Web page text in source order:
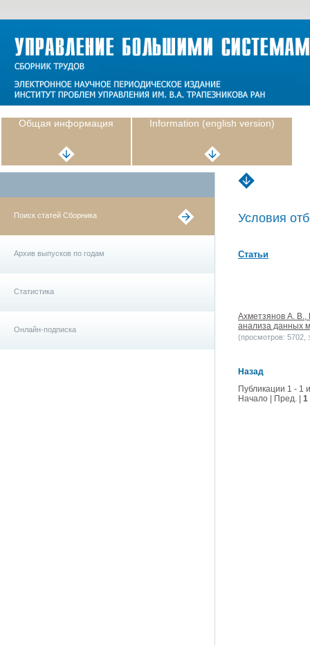
Общая информация Information (english version)
Поиск статей Сборника
Архив выпусков по годам
Статистика
Онлайн-подписка
Условия
Статьи
Ахметзянов А. В.,
анализа данных
(просмотров: 5702,
Назад
Публикации 1 - 1
Начало | Пред. | 1